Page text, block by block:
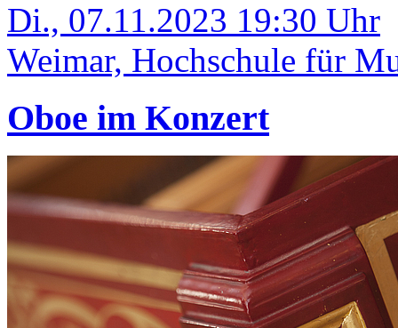
Di., 07.11.2023 19:30 Uhr
Weimar, Hochschule für
Oboe im Konzert